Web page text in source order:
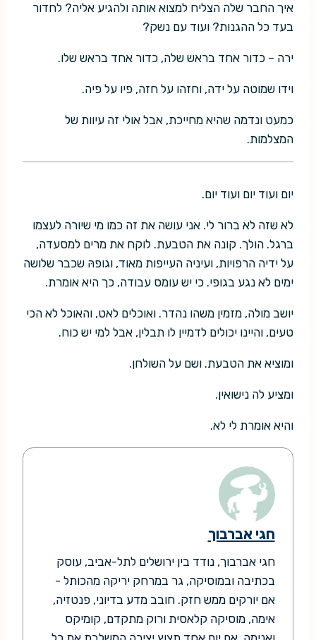
איך החבר שלה הצליח למצוא אותה ולהגיע אליה? לחדור
בעד כל ההגנות? ועוד עם נשק?
ירה – כדור אחד בראש שלה, כדור אחד בראש שלו.
וידו שמוטה על ידה, וחזהו על חזה, פיו על פיה.
כמעט ונדמה שהיא מחייכת, אבל אולי זה עיוות של
המצלמות.
יום ועוד יום ועוד יום.
לא שזה לא ברור לי. אני עושה את זה כמו מי שיורה לעצמו
ברגל. הולך. קונה את הטבעת. לוקח את מרים למסעדה,
על ידיה הרפויות, ועיניה העייפות מאוד, וגופהּ שכבר שלושה
ימים לא נגע בגופי. כי יש עומס עבודה, כך היא אומרת.
יושב מולה, מזמין משהו נהדר. ואוכלים לאט, והאוכל לא הכי
טעים, והיינו יכולים לדמיין לו תבלין, אבל למי יש כוח.
ומוציא את הטבעת. ושם על השולחן.
ומציע לה נישואין.
והיא אומרת לי לא.
חגי אברבוך
חגי אברבוך, נודד בין ירושלים לתל-אביב, עוסק
בכתיבה ובמוסיקה, גר במרחק יריקה מהכותל -
אם יורקים ממש חזק. חובב מדע בדיוני, פנטזיה,
אימה, מוסיקה קלאסית ורוק מתקדם, קומיקס